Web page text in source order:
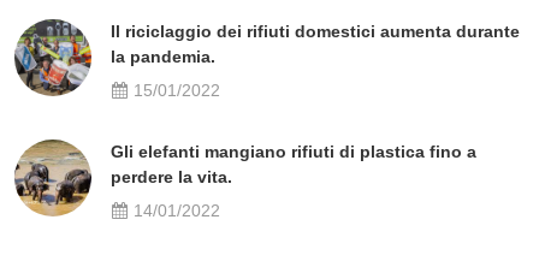
Il riciclaggio dei rifiuti domestici aumenta durante
la pandemia.
15/01/2022
Gli elefanti mangiano rifiuti di plastica fino a
perdere la vita.
14/01/2022